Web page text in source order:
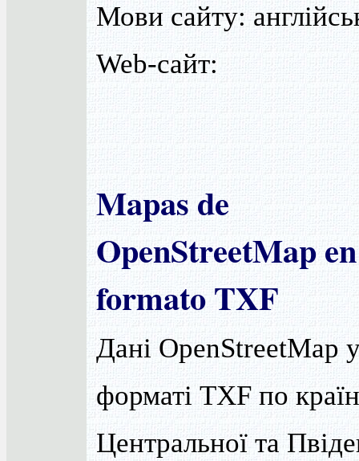
Мови сайту:
Web-сайт:
Mapas de
OpenStreetMap
formato TXF
Дані OpenStreetMap
форматі TXF по
Центральної та